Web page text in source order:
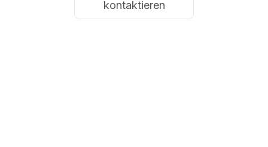
kontaktieren